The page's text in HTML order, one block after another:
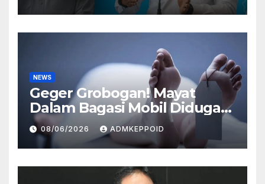
NEWS
Geger Grobogan! Mayat
Dalam Bagasi Mobil Diduga
Terkait Hilangnya Bos Konter
HP
08/06/2026 ADMKEPPOID